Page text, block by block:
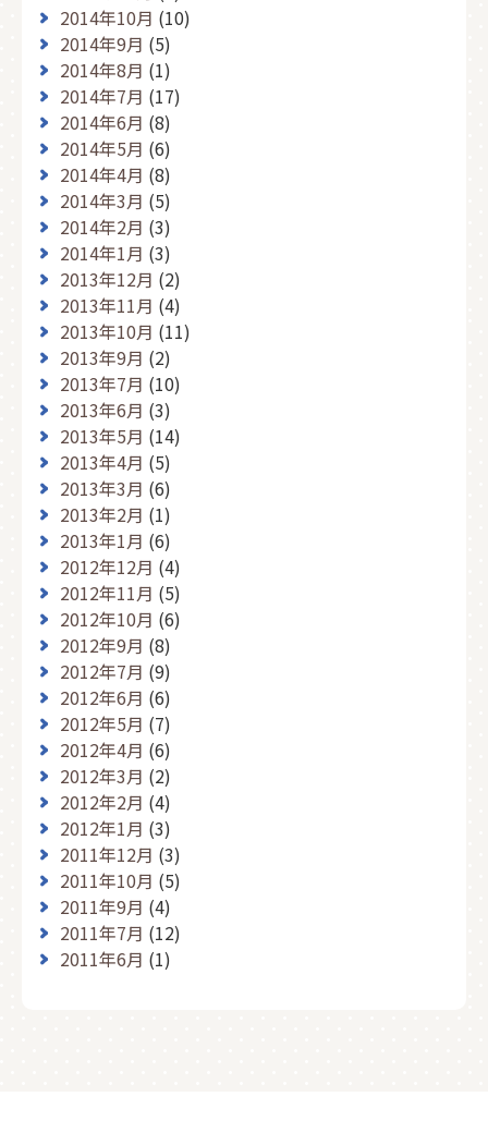
2014年10月 (10)
2014年9月 (5)
2014年8月 (1)
2014年7月 (17)
2014年6月 (8)
2014年5月 (6)
2014年4月 (8)
2014年3月 (5)
2014年2月 (3)
2014年1月 (3)
2013年12月 (2)
2013年11月 (4)
2013年10月 (11)
2013年9月 (2)
2013年7月 (10)
2013年6月 (3)
2013年5月 (14)
2013年4月 (5)
2013年3月 (6)
2013年2月 (1)
2013年1月 (6)
2012年12月 (4)
2012年11月 (5)
2012年10月 (6)
2012年9月 (8)
2012年7月 (9)
2012年6月 (6)
2012年5月 (7)
2012年4月 (6)
2012年3月 (2)
2012年2月 (4)
2012年1月 (3)
2011年12月 (3)
2011年10月 (5)
2011年9月 (4)
2011年7月 (12)
2011年6月 (1)